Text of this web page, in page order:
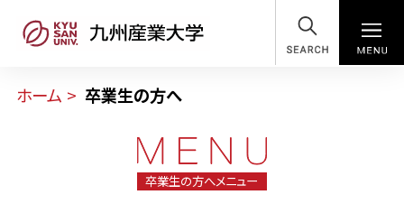
SEARCH
ホーム 卒業生の方へ
卒業生の方へメニュー